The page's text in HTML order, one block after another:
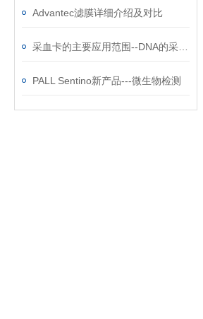
Advantec滤膜详细介绍及对比
PALL Sentino新产品---微生物检测